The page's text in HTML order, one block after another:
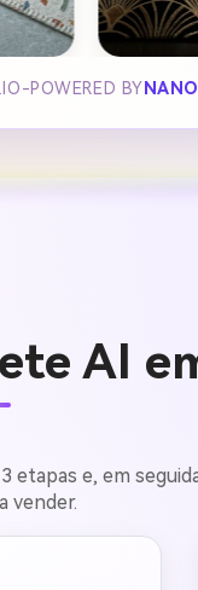
POWERED BY
AI
etapas e, em
vender.